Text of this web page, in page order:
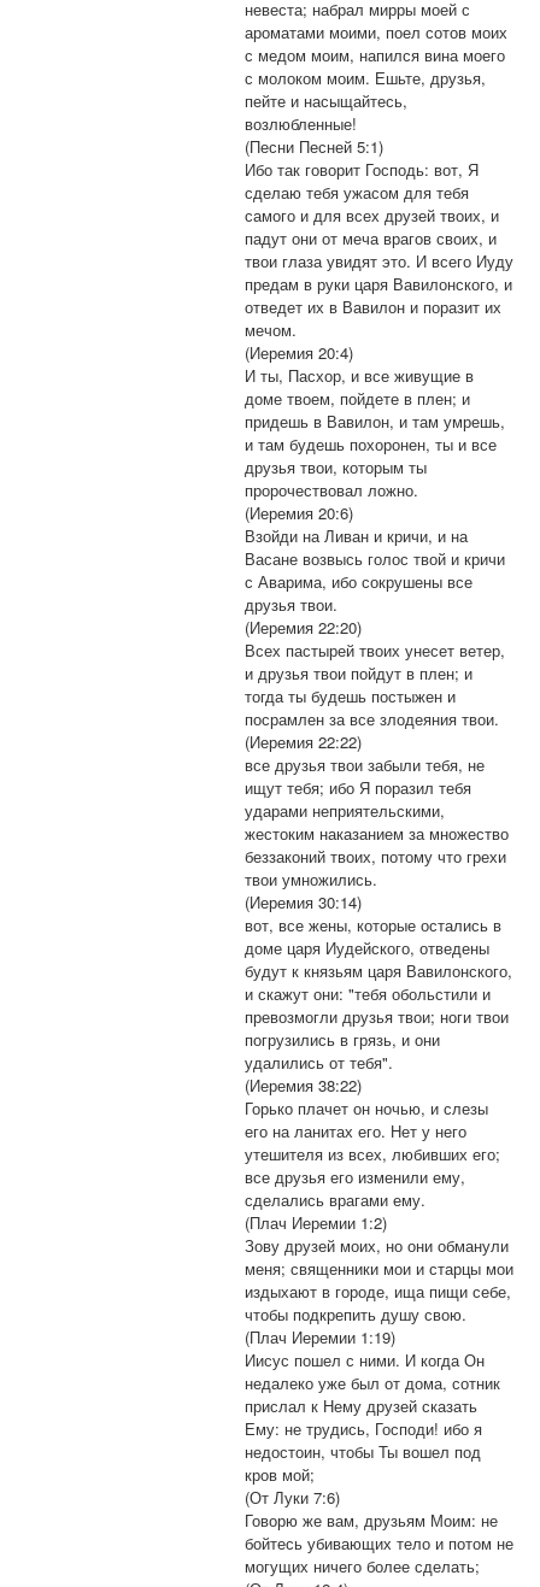
невеста; набрал мирры моей с
ароматами моими, поел сотов моих
с медом моим, напился вина моего
с молоком моим. Ешьте, друзья,
пейте и насыщайтесь,
возлюбленные!
(Песни Песней 5:1)
Ибо так говорит Господь: вот, Я
сделаю тебя ужасом для тебя
самого и для всех друзей твоих, и
падут они от меча врагов своих, и
твои глаза увидят это. И всего Иуду
предам в руки царя Вавилонского, и
отведет их в Вавилон и поразит их
мечом.
(Иеремия 20:4)
И ты, Пасхор, и все живущие в
доме твоем, пойдете в плен; и
придешь в Вавилон, и там умрешь,
и там будешь похоронен, ты и все
друзья твои, которым ты
пророчествовал ложно.
(Иеремия 20:6)
Взойди на Ливан и кричи, и на
Васане возвысь голос твой и кричи
с Аварима, ибо сокрушены все
друзья твои.
(Иеремия 22:20)
Всех пастырей твоих унесет ветер,
и друзья твои пойдут в плен; и
тогда ты будешь постыжен и
посрамлен за все злодеяния твои.
(Иеремия 22:22)
все друзья твои забыли тебя, не
ищут тебя; ибо Я поразил тебя
ударами неприятельскими,
жестоким наказанием за множество
беззаконий твоих, потому что грехи
твои умножились.
(Иеремия 30:14)
вот, все жены, которые остались в
доме царя Иудейского, отведены
будут к князьям царя Вавилонского,
и скажут они: "тебя обольстили и
превозмогли друзья твои; ноги твои
погрузились в грязь, и они
удалились от тебя".
(Иеремия 38:22)
Горько плачет он ночью, и слезы
его на ланитах его. Нет у него
утешителя из всех, любивших его;
все друзья его изменили ему,
сделались врагами ему.
(Плач Иеремии 1:2)
Зову друзей моих, но они обманули
меня; священники мои и старцы мои
издыхают в городе, ища пищи себе,
чтобы подкрепить душу свою.
(Плач Иеремии 1:19)
Иисус пошел с ними. И когда Он
недалеко уже был от дома, сотник
прислал к Нему друзей сказать
Ему: не трудись, Господи! ибо я
недостоин, чтобы Ты вошел под
кров мой;
(От Луки 7:6)
Говорю же вам, друзьям Моим: не
бойтесь убивающих тело и потом не
могущих ничего более сделать;